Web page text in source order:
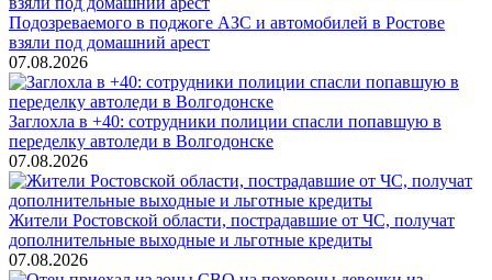
Подозреваемого в поджоге АЗС и автомобилей в Ростове
взяли под домашний арест
07.08.2026
Заглохла в +40: сотрудники полиции спасли попавшую в
переделку автоледи в Волгодонске
07.08.2026
Жители Ростовской области, пострадавшие от ЧС, получат
дополнительные выходные и льготные кредиты
07.08.2026